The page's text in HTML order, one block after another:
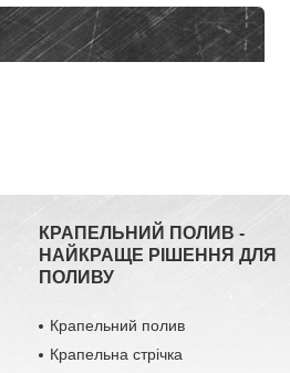
КРАПЕЛЬНИЙ ПОЛИВ -
НАЙКРАЩЕ РІШЕННЯ ДЛЯ
ПОЛИВУ
Крапельний полив
Крапельна стрічка